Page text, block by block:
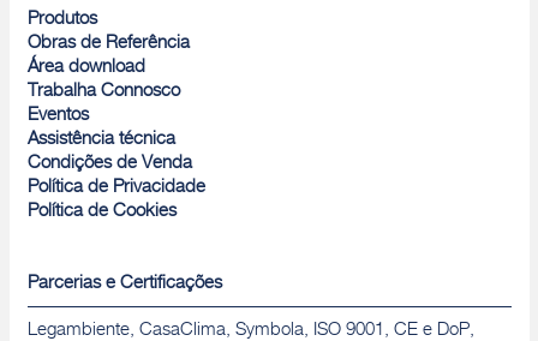
Produtos
Obras de Referência
Área download
Trabalha Connosco
Eventos
Assistência técnica
Condições de Venda
Política de Privacidade
Política de Cookies
Parcerias e Certificações
Legambiente, CasaClima, Symbola, ISO 9001, CE e DoP,